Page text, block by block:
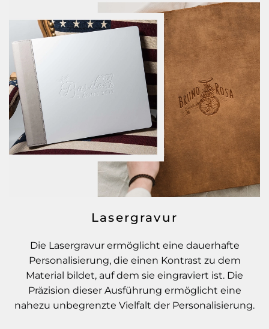
Lasergravur
Die Lasergravur ermöglicht eine dauerhafte
Personalisierung, die einen Kontrast zu dem
Material bildet, auf dem sie eingraviert ist. Die
Präzision dieser Ausführung ermöglicht eine
nahezu unbegrenzte Vielfalt der Personalisierung.